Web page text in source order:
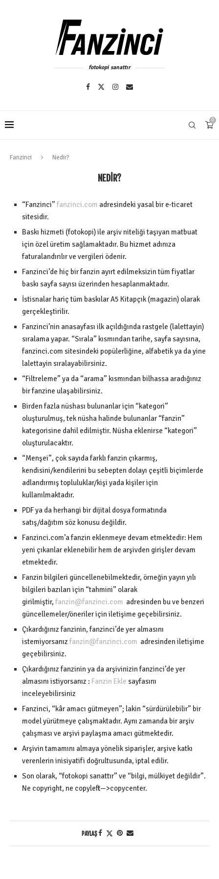
fotokopi sanattır
0
Fanzinci Nedir?
NEDIR?
“Fanzinci” fanzinci.com adresindeki yasal bir e-ticaret
sitesidir.
Baskı hizmeti (fotokopi) ile arşiv niteliği taşıyan matbuat
için özel üretim sağlamaktadır. Bu hizmet adınıza
faturalandırılır ve vergileri ödenir.
Fanzinci’de hiç bir fanzin ayırt edilmeksizin tüm fiyatlar
baskı sayfa sayısı üzerinden hesaplanmaktadır.
İstisnalar hariç tüm baskılar A5 Kitapçık (magazin) olarak
gerçekleştirilir.
Fanzinci’nin anasayfası ilk açıldığında rastgele (lalettayin)
sıralama yapar. “Sırala” kısmından tarihe, sayfa sayısına,
fanzinci.com sitesindeki popülerliğine, alfabetik ya da yine
lalettayin sıralayabilirsiniz.
“Filtreleme” ya da “arama” kısmından bilhassa aradığınız
bir fanzine ulaşabilirsiniz.
Birden fazla nüshası bulunanlar için “kategori”
oluşturulmuş, tek nüsha halinde bulunanlar “fanzin”
kategorisine dahil edilmiştir. Nüsha eklenirse “kategori”
oluşturulacaktır.
“Menşei”, çok sayıda farklı fanzin çıkarmış,
kendisini/kendilerini bu sebepten dolayı çeşitli biçimlerde
adlandırmış topluluklar/kişi yada kişiler için
kullanılmaktadır.
PDF ya da herhangi bir dijital dosya formatında
satış/dağıtım söz konusu değildir.
Fanzinci.com’a fanzin eklenmeye devam etmektedir: Hem
yeni çıkanlar eklenebilir hem de arşivden girişler devam
etmektedir.
Fanzin bilgileri güncellenebilmektedir, örneğin yayın yılı
bilgileri bazıları için “tahmini” olarak
girilmiştir, fanzin@fanzinci.com adresinden bu ve benzeri
güncellemeler/öneriler için iletişime geçebilirsiniz.
Çıkardığınız fanzinin, fanzinci’de yer almasını
istemiyorsanız fanzin@fanzinci.com adresinden iletişime
geçebilirsiniz.
Çıkardığınız fanzinin ya da arşivinizin fanzinci’de yer
almasını istiyorsanız : Fanzin Ekle sayfasını
inceleyebilirsiniz
Fanzinci, “kâr amacı gütmeyen”; lakin “sürdürülebilir” bir
model yürütmeye çalışmaktadır. Aynı zamanda bir arşiv
çalışması ve arşivi paylaşma amacı gütmektedir.
Arşivin tamamını almaya yönelik siparişler, arşive katkı
verenlerin inisiyatifi doğrultusunda, iptal edilir.
Son olarak, “fotokopi sanattır” ve “bilgi, mülkiyet değildir”.
Ne copyright, ne copyleft—>copycenter.
PAYLAŞ